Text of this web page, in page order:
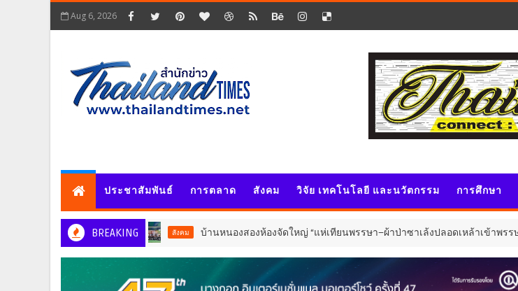
Aug 6, 2026
ประชาสัมพันธ์ การตลาด สังคม วิจัย เทคโนโลยี และนวัตกรรม การศึกษา
BREAKING
สังคม บ้านหนองสองห้องจัดใหญ่ “แห่เทียนพรรษา–ผ้าป่าซาเล้งปลอดเหล้าเข้าพรรษา 2569”